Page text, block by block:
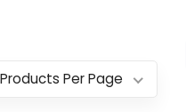
Per Page